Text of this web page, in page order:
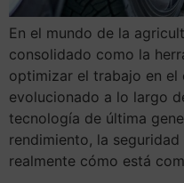
En el mundo de la
consolidado como la
optimizar el trabajo en el
evolucionado a lo largo
tecnología de última
rendimiento, la
realmente cómo está